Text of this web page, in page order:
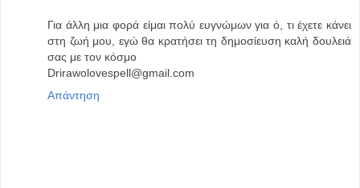
Για άλλη μια φορά είμαι πολύ ευγνώμων για ό, τι έχετε κάνει
στη ζωή μου, εγώ θα κρατήσει τη δημοσίευση καλή δουλειά
σας με τον κόσμο
Drirawolovespell@gmail.com
Απάντηση